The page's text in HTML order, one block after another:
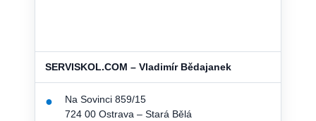
SERVISKOL.COM – Vladimír Bědajanek
●
Na Sovinci 859/15
724 00 Ostrava – Stará Bělá